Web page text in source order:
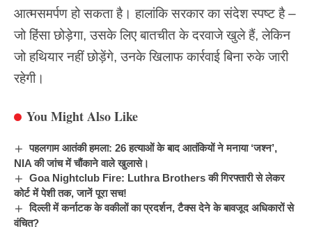
आत्मसमर्पण हो सकता है। हालांकि सरकार का संदेश स्पष्ट है –
जो हिंसा छोड़ेगा, उसके लिए बातचीत के दरवाजे खुले हैं, लेकिन
जो हथियार नहीं छोड़ेंगे, उनके खिलाफ कार्रवाई बिना रुके जारी
रहेगी।
You Might Also Like
पहलगाम आतंकी हमला: 26 हत्याओं के बाद आतंकियों ने मनाया ‘जश्न’,
NIA की जांच में चौंकाने वाले खुलासे।
Goa Nightclub Fire: Luthra Brothers की गिरफ्तारी से लेकर
कोर्ट में पेशी तक, जानें पूरा सच!
दिल्ली में कर्नाटक के वकीलों का प्रदर्शन, टैक्स देने के बावजूद अधिकारों से
वंचित?